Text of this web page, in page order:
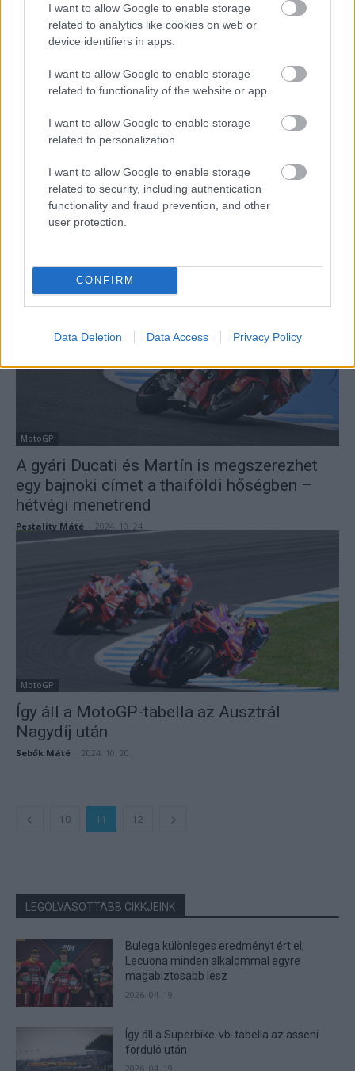
I want to allow Google to enable storage
related to analytics like cookies on web or
device identifiers in apps.
I want to allow Google to enable storage
related to functionality of the website or app.
I want to allow Google to enable storage
related to personalization.
I want to allow Google to enable storage
related to security, including authentication
functionality and fraud prevention, and other
user protection.
CONFIRM
Data Deletion Data Access Privacy Policy
az élen a teszten
2024. 11. 19.
Belesérült meggondolatlan manőverébe a
- 2024. 10. 27.
MotoGP
A gyári Ducati és Martín is megszerezhet
egy bajnoki címet a thaiföldi hőségben –
hétvégi menetrend
Pestality Máté 2024. 10. 24.
MotoGP
Így áll a MotoGP-tabella az Ausztrál
Nagydíj után
Sebők Máté 2024. 10. 20.
10 11 12
LEGOLVASOTTABB CIKKJEINK
Bulega különleges eredményt ért el,
Lecuona minden alkalommal egyre
magabiztosabb lesz
2026. 04. 19.
Így áll a Superbike-vb-tabella az asseni
forduló után
2026. 04. 19.